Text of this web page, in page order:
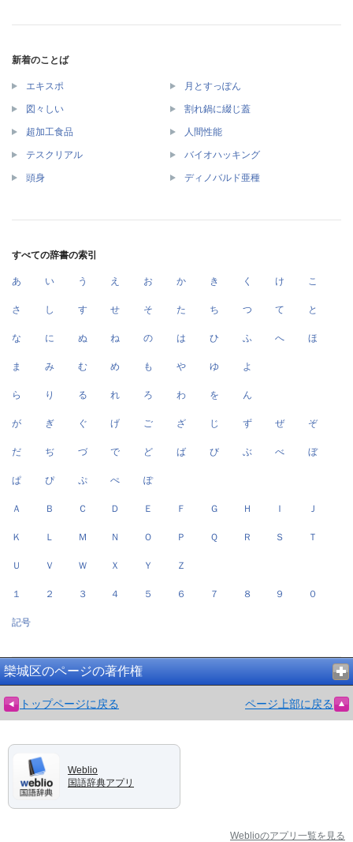
新着のことば
エキスポ 月とすっぽん
図々しい 割れ鍋に綴じ蓋
超加工食品 人間性能
テスクリアル バイオハッキング
頭身 ディノバルド亜種
すべての辞書の索引
あ い う え お か き く け こ
さ し す せ そ た ち つ て と
な に ぬ ね の は ひ ふ へ ほ
ま み む め も や ゆ よ
ら り る れ ろ わ を ん
が ぎ ぐ げ ご ざ じ ず ぜ ぞ
だ ぢ づ で ど ば び ぶ べ ぼ
ぱ ぴ ぷ ぺ ぽ
Ａ Ｂ Ｃ Ｄ Ｅ Ｆ Ｇ Ｈ Ｉ Ｊ
Ｋ Ｌ Ｍ Ｎ Ｏ Ｐ Ｑ Ｒ Ｓ Ｔ
Ｕ Ｖ Ｗ Ｘ Ｙ Ｚ
１ ２ ３ ４ ５ ６ ７ ８ ９ ０
記号
欒城区のページの著作権
トップページに戻る ページ上部に戻る
Weblio
国語辞典アプリ
Weblioのアプリ一覧を見る